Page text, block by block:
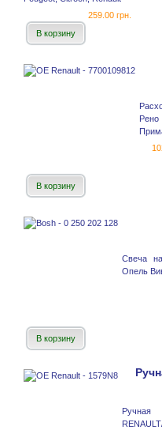
259.00 грн.
В корзину
В корзину
Свеча
Опель
В корзину
Ручная